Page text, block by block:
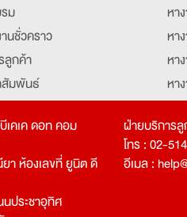
ม
นชั่วคราว
ลูกค้า
สัมพันธ์
ศัพท์
งาน
หา
หา
หา
หา
หา
คเค ดอท คอม
า ห้องเลขที่ ยูนิต ดี
ประชาอุทิศ
ฝ่ายบริการ
โทร : 02-
อีเมล :